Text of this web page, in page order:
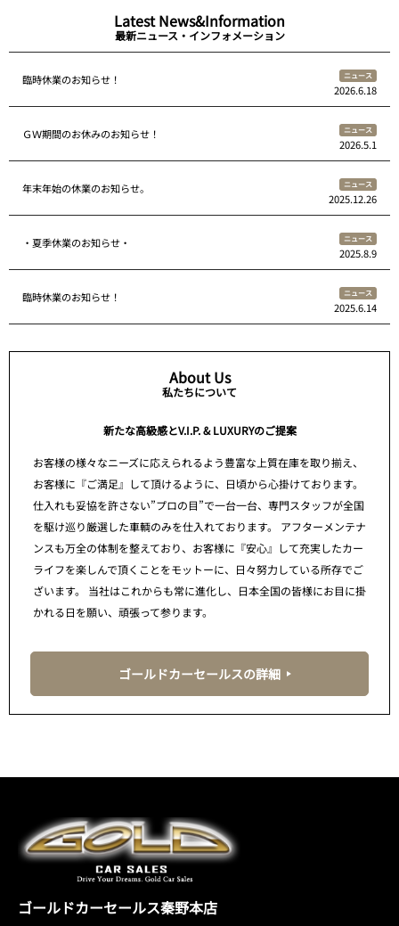
Latest News&Information
最新ニュース・インフォメーション
臨時休業のお知らせ！ ニュース
2026.6.18
ＧＷ期間のお休みのお知らせ！ ニュース
2026.5.1
年末年始の休業のお知らせ。 ニュース
2025.12.26
・夏季休業のお知らせ・ ニュース
2025.8.9
臨時休業のお知らせ！ ニュース
2025.6.14
About Us
私たちについて
新たな高級感とV.I.P. & LUXURYのご提案
お客様の様々なニーズに応えられるよう豊富な上質在庫を取り揃え、
お客様に『ご満足』して頂けるように、日頃から心掛けております。
仕入れも妥協を許さない”プロの目”で一台一台、専門スタッフが全国
を駆け巡り厳選した車輌のみを仕入れております。 アフターメンテナ
ンスも万全の体制を整えており、お客様に『安心』して充実したカー
ライフを楽しんで頂くことをモットーに、日々努力している所存でご
ざいます。 当社はこれからも常に進化し、日本全国の皆様にお目に掛
かれる日を願い、頑張って参ります。
ゴールドカーセールスの詳細
ゴールドカーセールス秦野本店